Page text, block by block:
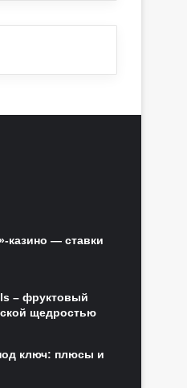
казино — ставки
– фруктовый
щедростью
ключ: плюсы и